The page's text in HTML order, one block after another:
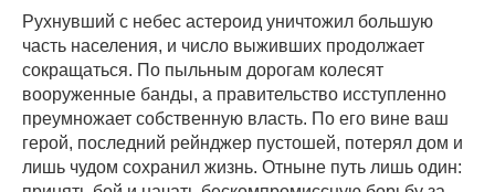
Рухнувший с небес астероид уничтожил большую
часть населения, и число выживших продолжает
сокращаться. По пыльным дорогам колесят
вооруженные банды, а правительство исступленно
преумножает собственную власть. По его вине ваш
герой, последний рейнджер пустошей, потерял дом и
лишь чудом сохранил жизнь. Отныне путь лишь один: